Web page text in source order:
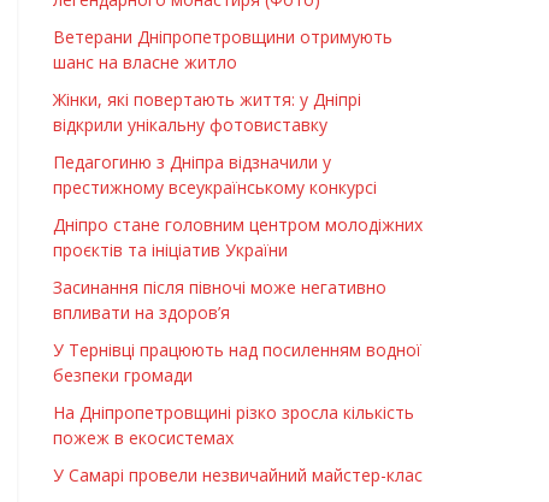
Ветерани Дніпропетровщини отримують
шанс на власне житло
Жінки, які повертають життя: у Дніпрі
відкрили унікальну фотовиставку
Педагогиню з Дніпра відзначили у
престижному всеукраїнському конкурсі
Дніпро стане головним центром молодіжних
проєктів та ініціатив України
Засинання після півночі може негативно
впливати на здоров’я
У Тернівці працюють над посиленням водної
безпеки громади
На Дніпропетровщині різко зросла кількість
пожеж в екосистемах
У Самарі провели незвичайний майстер-клас